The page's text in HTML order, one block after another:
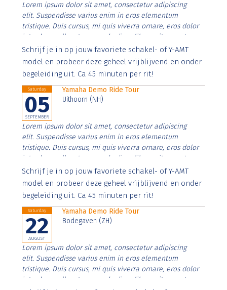
Lorem ipsum dolor sit amet, consectetur adipiscing
elit. Suspendisse varius enim in eros elementum
tristique. Duis cursus, mi quis viverra ornare, eros dolor
interdum nulla, ut commodo diam libero vitae erat.
Aenean faucibus nibh et justo cursus id rutrum lorem
imperdiet. Nunc ut sem vitae risus tristique posuere.
Schrijf je in op jouw favoriete schakel- of Y-AMT
model en probeer deze geheel vrijblijvend en onder
begeleiding uit. Ca 45 minuten per rit!
Saturday
05
SEPTEMBER
Yamaha Demo Ride Tour
Uithoorn (NH)
Lorem ipsum dolor sit amet, consectetur adipiscing
elit. Suspendisse varius enim in eros elementum
tristique. Duis cursus, mi quis viverra ornare, eros dolor
interdum nulla, ut commodo diam libero vitae erat.
Aenean faucibus nibh et justo cursus id rutrum lorem
imperdiet. Nunc ut sem vitae risus tristique posuere.
Schrijf je in op jouw favoriete schakel- of Y-AMT
model en probeer deze geheel vrijblijvend en onder
begeleiding uit. Ca 45 minuten per rit!
Saturday
22
AUGUST
Yamaha Demo Ride Tour
Bodegaven (ZH)
Lorem ipsum dolor sit amet, consectetur adipiscing
elit. Suspendisse varius enim in eros elementum
tristique. Duis cursus, mi quis viverra ornare, eros dolor
interdum nulla, ut commodo diam libero vitae erat.